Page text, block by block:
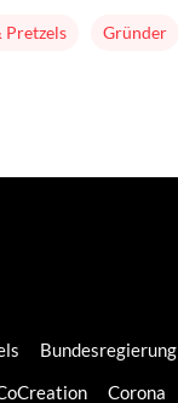
Pretzels Gründer
Bundesregierung
Corona